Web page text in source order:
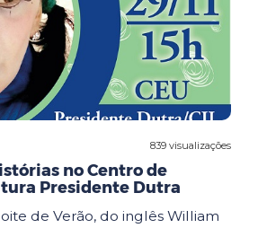
839 visualizações
no Centro de
Presidente Dutra
de Verão, do inglês William